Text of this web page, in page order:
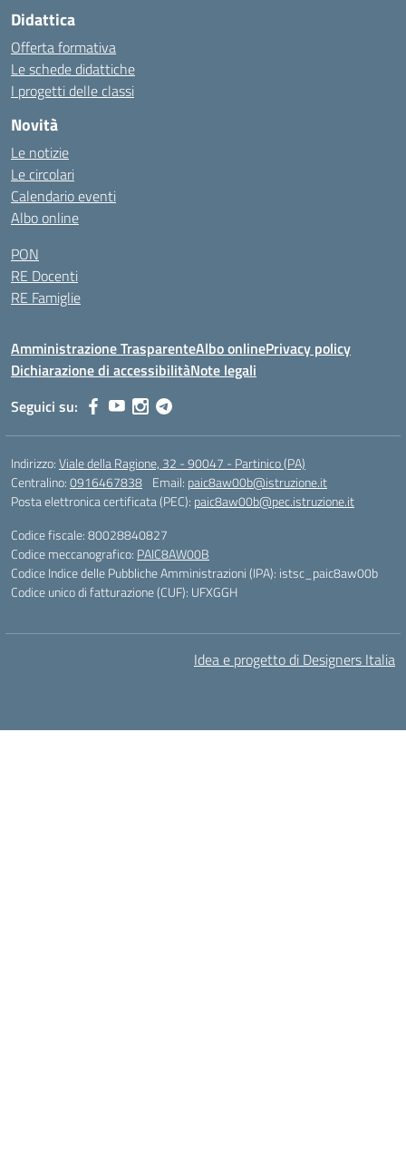
Didattica
Offerta formativa
Le schede didattiche
I progetti delle classi
Novità
Le notizie
Le circolari
Calendario eventi
Albo online
PON
RE Docenti
RE Famiglie
Amministrazione TrasparenteAlbo onlinePrivacy policy
Dichiarazione di accessibilitàNote legali
Seguici su:
Indirizzo:Viale della Ragione, 32 - 90047 - Partinico (PA)
Centralino:0916467838 Email: paic8aw00b@istruzione.it
Posta elettronica certificata (PEC): paic8aw00b@pec.istruzione.it
Codice fiscale: 80028840827
Codice meccanografico: PAIC8AW00B
Codice Indice delle Pubbliche Amministrazioni (IPA): istsc_paic8aw00b
Codice unico di fatturazione (CUF): UFXGGH
Idea e progetto di Designers Italia